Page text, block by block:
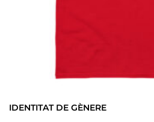
IDENTITAT DE GÈNERE